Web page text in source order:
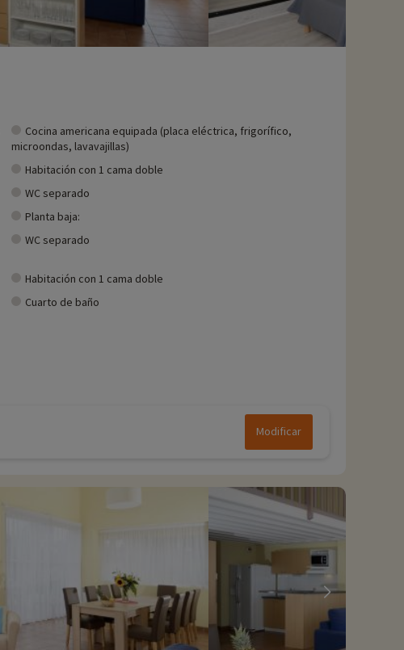
Cocina americana equipada (placa eléctrica, frigorífico,
microondas, lavavajillas)
Habitación con 1 cama doble
WC separado
Planta baja:
WC separado
Habitación con 1 cama doble
Cuarto de baño
Modificar